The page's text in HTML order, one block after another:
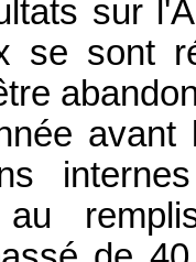
sur
se sont